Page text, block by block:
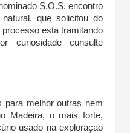
S.O.S. encontro
que solicitou do
esta tramitando
curiosidade cunsulte
para melhor outras nem
Madeira, o mais forte,
usado na exploraçao